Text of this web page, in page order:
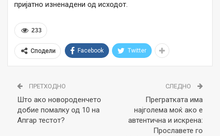
пријатно изненадени од исходот.
233
Сподели Facebook Twitter
ПРЕТХОДНО
Што ако новороденчето
добие помалку од 10 на
Апгар тестот?
СЛЕДНО
Прегратката има
најголема моќ ако е
автентична и искрена:
Прославете го